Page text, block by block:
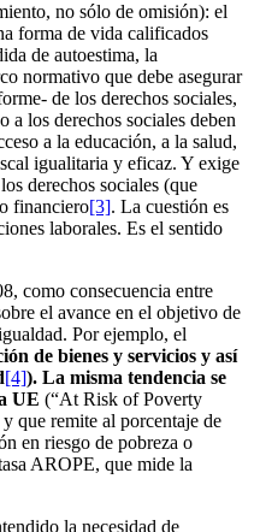
no sólo de omisión): el
forma de vida calificados
de autoestima, la
normativo que debe asegurar
de los derechos sociales,
a los derechos sociales deben
a la educación, a la salud,
igualitaria y eficaz. Y exige
derechos sociales (que
financiero[3]. La cuestión es
laborales. Es el sentido
como consecuencia entre
el avance en el objetivo de
Por ejemplo, el
de bienes y servicios y así
[4]). La misma tendencia se
UE (“At Risk of Poverty
que remite al porcentaje de
en riesgo de pobreza o
AROPE, que mide la
la necesidad de